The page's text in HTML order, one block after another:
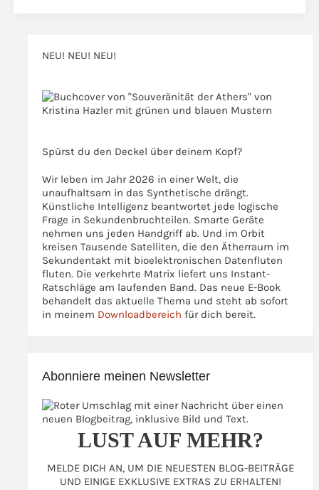
NEU! NEU! NEU!
Spürst du den Deckel über deinem Kopf?
Wir leben im Jahr 2026 in einer Welt, die
unaufhaltsam in das Synthetische drängt.
Künstliche Intelligenz beantwortet jede logische
Frage in Sekundenbruchteilen. Smarte Geräte
nehmen uns jeden Handgriff ab. Und im Orbit
kreisen Tausende Satelliten, die den Ätherraum im
Sekundentakt mit bioelektronischen Datenfluten
fluten. Die verkehrte Matrix liefert uns Instant-
Ratschläge am laufenden Band. Das neue E-Book
behandelt das aktuelle Thema und steht ab sofort
in meinem Downloadbereich für dich bereit.
Abonniere meinen Newsletter
LUST AUF MEHR?
MELDE DICH AN, UM DIE NEUESTEN BLOG-BEITRÄGE
UND EINIGE EXKLUSIVE EXTRAS ZU ERHALTEN!